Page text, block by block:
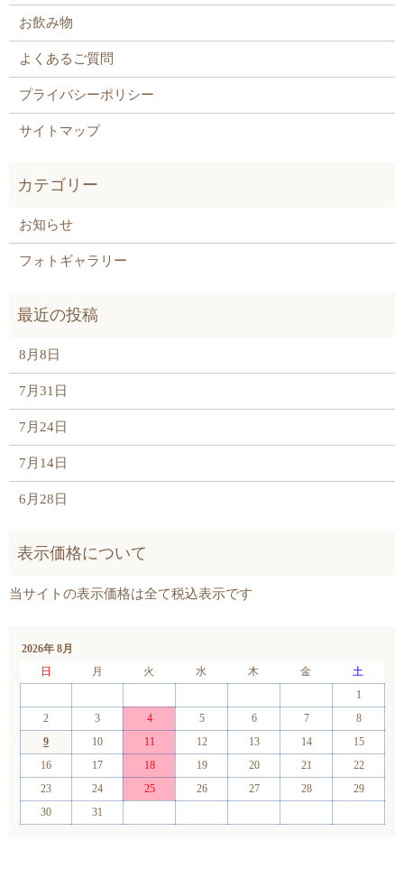
お飲み物
よくあるご質問
プライバシーポリシー
サイトマップ
お知らせ
フォトギャラリー
8月8日
7月31日
7月24日
7月14日
6月28日
2026年 8月
日
月 火 水 木 金
土
1
2
3 4 5 6 7
8
9
10 11 12 13 14
15
16
17 18 19 20 21
22
23
24 25 26 27 28
29
30
31